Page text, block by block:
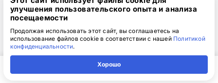
от 1 320₽/месяц
Узнать подробнее
После прохождения курса вы получите:
Полный комплект официальных
улучшения пользовательского опыта и анализа
посещаемости
Продолжая использовать этот сайт, вы соглашаетесь на
использование файлов cookie в соответствии с нашей Политикой
конфиденциальности.
Хорошо